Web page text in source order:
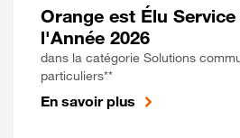
Orange est Élu
l'Année 2026
dans la catégorie Solutions
particuliers**
En savoir plus